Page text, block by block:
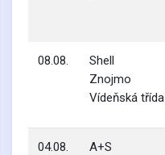
08.08.
Shell
Znojmo
Vídeňská třída
04.08.
A+S